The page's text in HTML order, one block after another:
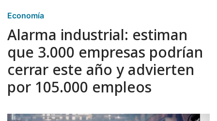
Economía
Alarma industrial: estiman
que 3.000 empresas podrían
cerrar este año y advierten
por 105.000 empleos